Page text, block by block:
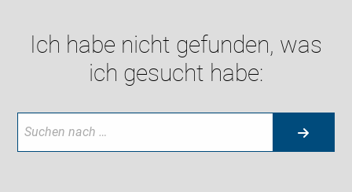
Ich habe nicht gefunden, was
ich gesucht habe: